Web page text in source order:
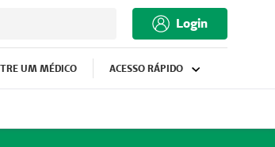
Login
UM MÉDICO ACESSO RÁPIDO